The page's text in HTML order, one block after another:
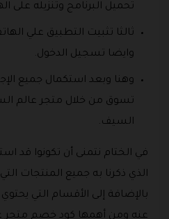
تحميل البرنامج وتنزيله على
ثالثا تثبيت التطبيق علي
وايضا تسجيل الدخول.
وهنا وبعد استكمال جميع
تسوق من خلال متجر عالم
السيف.
في الختام نتمنى أن تكونوا قد
الذي ذكرنا به جميع المنتجات
بالإضافة إلى الأقسام التي
عنه ومن أهمها كود خصم متجر